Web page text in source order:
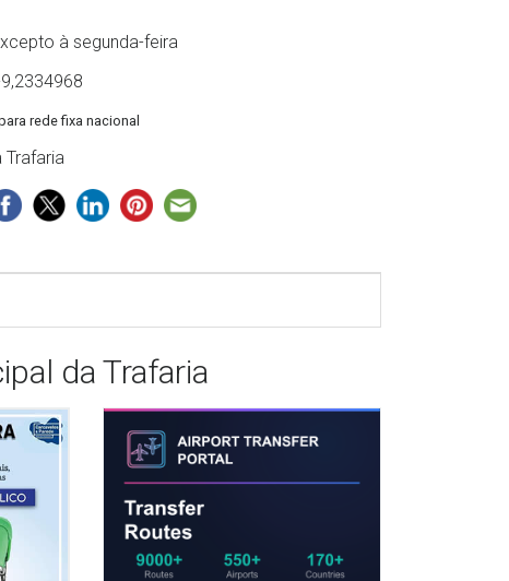
à segunda-feira
rede fixa nacional
Trafaria
da Trafaria